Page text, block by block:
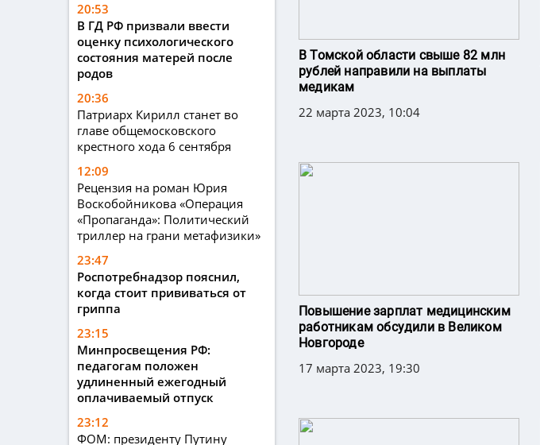
20:53
В ГД РФ призвали ввести
оценку психологического
состояния матерей после
родов
20:36
Патриарх Кирилл станет во
главе общемосковского
крестного хода 6 сентября
12:09
Рецензия на роман Юрия
Воскобойникова «Операция
«Пропаганда»: Политический
триллер на грани метафизики»
23:47
Роспотребнадзор пояснил,
когда стоит прививаться от
гриппа
23:15
Минпросвещения РФ:
педагогам положен
удлиненный ежегодный
оплачиваемый отпуск
23:12
ФОМ: президенту Путину
В Томской области свыше 82 млн
рублей направили на выплаты
медикам
22 марта 2023, 10:04
Повышение зарплат медицинским
работникам обсудили в Великом
Новгороде
17 марта 2023, 19:30